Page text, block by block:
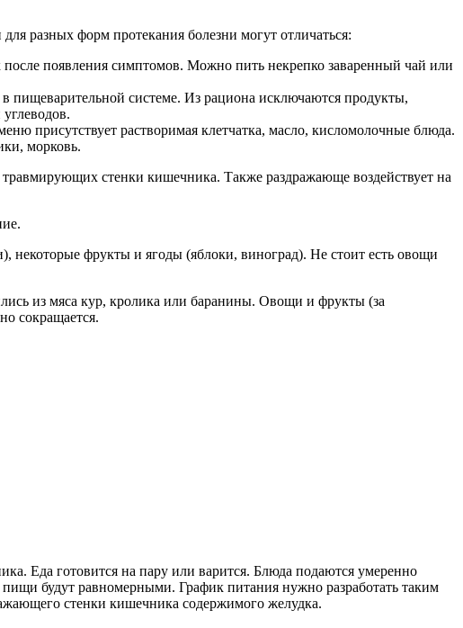
разных форм протекания болезни могут отличаться:
появления симптомов. Можно пить некрепко заваренный чай или
пищеварительной системе. Из рациона исключаются продукты,
присутствует растворимая клетчатка, масло, кисломолочные блюда.
морковь.
стенки кишечника. Также раздражающе воздействует на
некоторые фрукты и ягоды (яблоки, виноград). Не стоит есть овощи
из мяса кур, кролика или баранины. Овощи и фрукты (за
сокращается.
Еда готовится на пару или варится. Блюда подаются умеренно
будут равномерными. График питания нужно разработать таким
стенки кишечника содержимого желудка.